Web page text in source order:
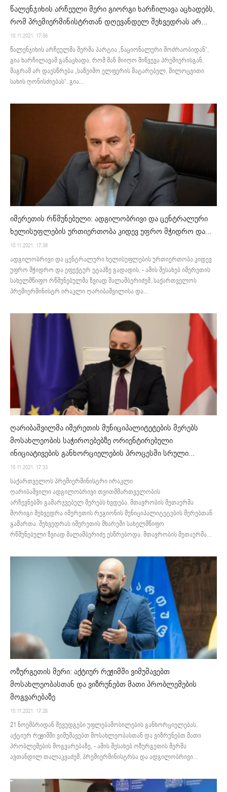
წალენჯიხის არჩეული მერი გიორგი ხარჩილავა აცხადებს,
რომ პრემიერმინისტრთან დღევანდელ შეხვედრას არ...
10.11.2021. 17:56
წალენჯიხის არჩეულმა მერმა პარტია „ნაციონალური მოძრაობიდან“,
გია ხარჩილავამ განაცხადა, რომ მან მიიღო მიწვევა პრემიერისგან,
მაგრამ არ დაესწრება „საზეიმო ელფერის მატარებელ, მილოცვითი
სახის ღონისძიებას“. გია...
იმერეთის რწმუნებული: ადგილობრივი და ცენტრალური
ხელისუფლების ურთიერთობა კიდევ უფრო მჭიდრო და...
10.11.2021. 17:38
ადგილობრივი და ცენტრალური ხელისუფლების ურთიერთობა კიდევ
უფრო მჭიდრო და ეფექტურ ეტაპზე გადადის, - ამის შესახებ იმერეთის
სახელმწიფო რწმუნებულმა ზვიად შალამბერიძემ, საქართველოს
პრემიერმინისტრ ირაკლი ღარიბაშვილისა და...
ღარიბაშვილმა იმერეთის მუნიციპალიტეტების მერებს
მოსახლეობის საჭიროებებზე ორიენტირებული
ინიციატივების განხორციელების პროცესში სრული...
10.11.2021. 17:33
საქართველოს პრემიერმინისტრი ირაკლი
ღარიბაშვილი ადგილობრივი თვითმმართველობის
არჩევნებში გამარჯვებულ მერებს ხვდება. მთავრობის მეთაურმა
მორიგი შეხვედრა იმერეთის რეგიონის მუნიციპალიტეტების მერებთან
გამართა. შეხვედრას იმერეთის მხარეში სახელმწიფო
რწმუნებული ზვიად შალამბერიძე ესწრებოდა. მთავრობის მეთაურმა...
ოზურგეთის მერი: აქტიურ რეჟიმში ვიმუშავებთ
მოსახლეობასთან და ვიზრუნებთ მათი პრობლემების
მოგვარებაზე
10.11.2021. 17:26
21 ნოემბრიდან შევუდგები უფლებამოსილების განხორციელებას,
აქტიურ რეჟიმში ვიმუშავებთ მოსახლეობასთან და ვიზრუნებთ მათი
პრობლემების მოგვარებაზე, - ამის შესახებ ოზურგეთის მერმა
ავთანდილ თალაკვაძემ, პრემიერმინისტრსა და ადგილობრივი...